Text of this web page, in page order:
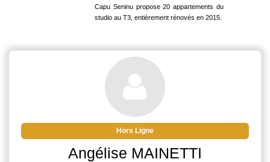
Capu Seninu propose 20 appartements du
studio au T3, entièrement rénovés en 2015.
Corse du Sud, surplombant le fleuve et à
moins de 400 m de la plage, la Résidence
Capu Seninu propose 20 appartements du
studio au T3, entièrement rénovés en 2015.
Hors Ligne
Angélise MAINETTI